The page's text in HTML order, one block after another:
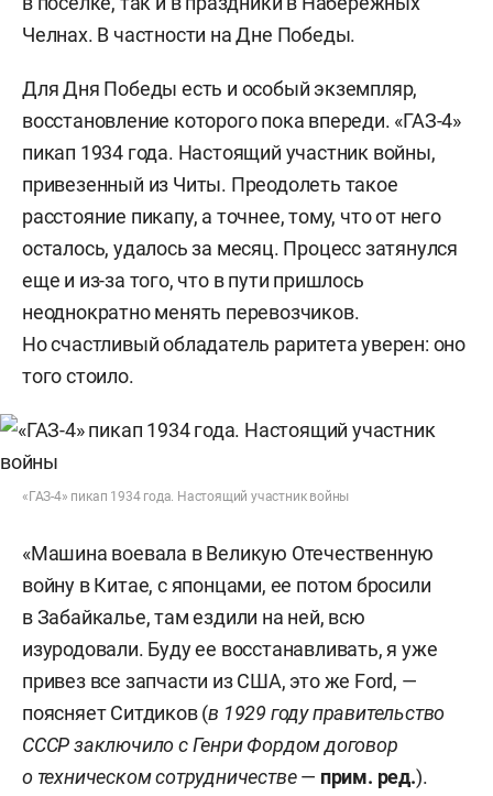
Челнах. В частности на Дне Победы.
Для Дня Победы есть и особый экземпляр,
восстановление которого пока впереди. «ГАЗ-4»
пикап 1934 года. Настоящий участник войны,
привезенный из Читы. Преодолеть такое
расстояние пикапу, а точнее, тому, что от него
осталось, удалось за месяц. Процесс затянулся
еще и из-за того, что в пути пришлось
неоднократно менять перевозчиков.
Но счастливый обладатель раритета уверен: оно
того стоило.
«ГАЗ-4» пикап 1934 года. Настоящий участник войны
«Машина воевала в Великую Отечественную
войну в Китае, с японцами, ее потом бросили
в Забайкалье, там ездили на ней, всю
изуродовали. Буду ее восстанавливать, я уже
привез все запчасти из США, это же Ford, —
поясняет Ситдиков (в 1929 году правительство
СССР заключило с Генри Фордом договор
о техническом сотрудничестве— прим. ред.).